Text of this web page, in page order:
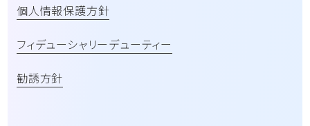
個人情報保護方針
フィデューシャリーデューティー
勧誘方針